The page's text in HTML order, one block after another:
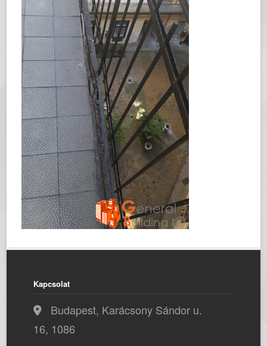
Kapcsolat
Budapest, Karácsony Sándor u.
16, 1086